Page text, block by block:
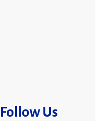
Follow Us